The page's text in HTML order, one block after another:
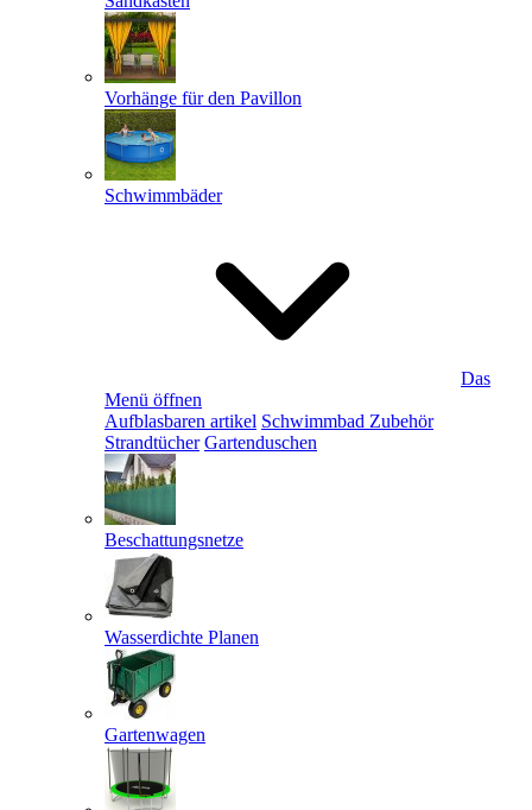
Vorhänge für den Pavillon
Schwimmbäder
Das
Menü öffnen
Aufblasbaren artikel Schwimmbad Zubehör
Strandtücher Gartenduschen
Beschattungsnetze
Wasserdichte Planen
Gartenwagen